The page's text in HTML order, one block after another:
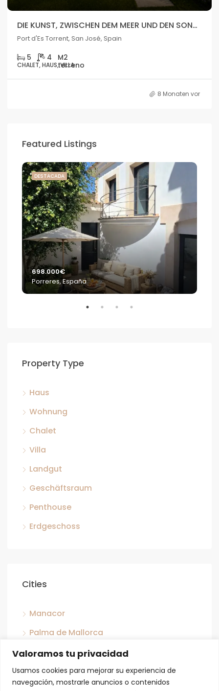
Valoramos tu privacidad
Usamos cookies para mejorar su experiencia de
navegación, mostrarle anuncios o contenidos
DIE KUNST, ZWISCHEN DEM MEER UND DEN SONNENUNTERGÄNGEN IBIZAS ZU LEBEN
Port d'Es Torrent, San José, Spain
5 4
CHALET, HAUS, VILLA
8 Monaten vor
Featured Listings
DESTACADA
698.000€
Porreres, España
Property Type
Haus
Wohnung
Chalet
Villa
Landgut
Geschäftsraum
Penthouse
Erdgeschoss
Cities
Manacor
Palma de Mallorca
San José
Capdepera